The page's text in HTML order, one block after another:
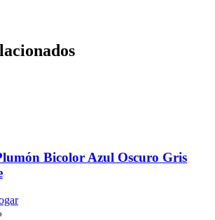
Bicolor Azul Oscuro Gris